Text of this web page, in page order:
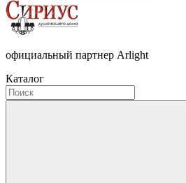
официальный партнер Arlight
Каталог